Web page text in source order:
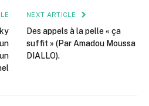
NEXT ARTICLE
Des appels à la pelle « ça
suffit » (Par Amadou Moussa
DIALLO).